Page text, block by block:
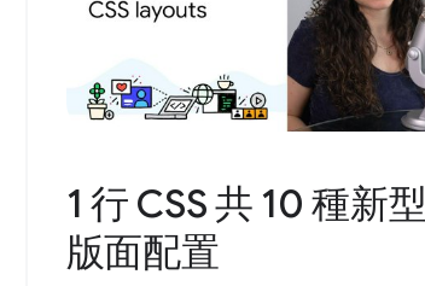
1 行 CSS 共 10 種新型
版面配置